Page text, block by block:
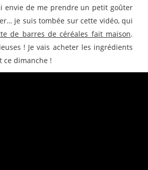
envie de me prendre un petit goûter
je suis tombée sur cette vidéo, qui
de barres de céréales fait maison.
! Je vais acheter les ingrédients
ce dimanche !